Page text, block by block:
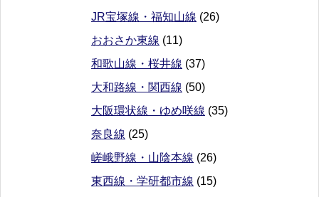
JR宝塚線・福知山線 (26)
おおさか東線 (11)
和歌山線・桜井線 (37)
大和路線・関西線 (50)
大阪環状線・ゆめ咲線 (35)
奈良線 (25)
嵯峨野線・山陰本線 (26)
東西線・学研都市線 (15)